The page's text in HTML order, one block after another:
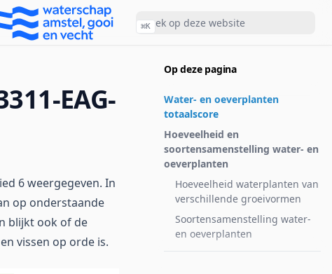
⌘K
Op deze pagina
Water- en oeverplanten
totaalscore
Hoeveelheid en
soortensamenstelling water- en
oeverplanten
Hoeveelheid waterplanten van
verschillende groeivormen
Soortensamenstelling water-
en oeverplanten
EAG-
6 weergegeven. In
op onderstaande
blijkt ook of de
vissen op orde is.